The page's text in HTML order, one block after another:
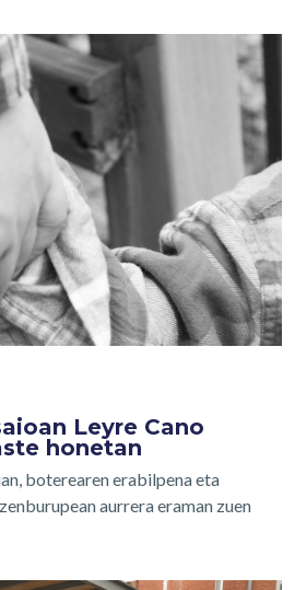
Leyre Cano
honetan
boterearen erabilpena eta
aurrera eraman zuen